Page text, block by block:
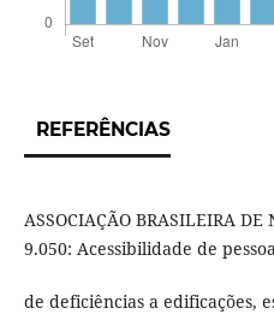
REFERÊNCIAS
ASSOCIAÇÃO BRASILEIRA DE
9.050: Acessibilidade de
de deficiências a edificações,